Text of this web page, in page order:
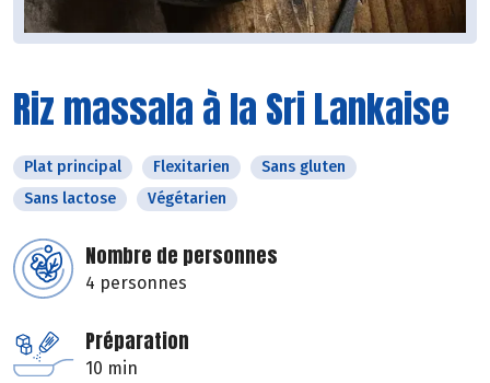
Riz massala à la Sri Lankaise
Plat principal Flexitarien
Sans gluten
Sans lactose
Végétarien
Nombre de personnes
4 personnes
Préparation
10 min